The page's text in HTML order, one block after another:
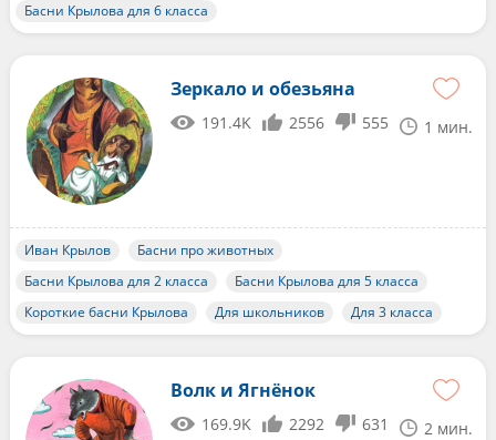
Басни Крылова для 6 класса
Зеркало и обезьяна
191.4K 2556 555 1 мин.
Иван Крылов
Басни про животных
Басни Крылова для 2 класса
Басни Крылова для 5 класса
Короткие басни Крылова
Для школьников Для 3 класса
Волк и Ягнёнок
169.9K 2292 631 2 мин.